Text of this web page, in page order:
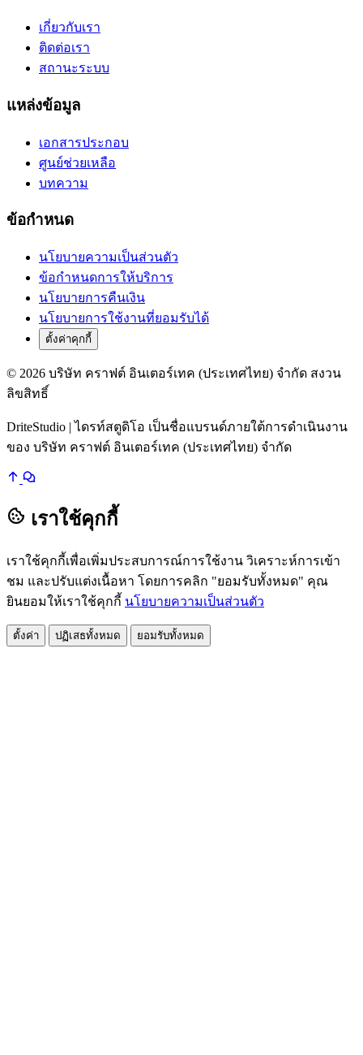
เกี่ยวกับเรา
ติดต่อเรา
สถานะระบบ
แหล่งข้อมูล
เอกสารประกอบ
ศูนย์ช่วยเหลือ
บทความ
ข้อกำหนด
นโยบายความเป็นส่วนตัว
ข้อกำหนดการให้บริการ
นโยบายการคืนเงิน
นโยบายการใช้งานที่ยอมรับได้
ตั้งค่าคุกกี้
© 2026 บริษัท คราฟต์ อินเตอร์เทค (ประเทศไทย) จำกัด สงวน
ลิขสิทธิ์
DriteStudio | ไดรท์สตูดิโอ เป็นชื่อแบรนด์ภายใต้การดำเนินงาน
ของ บริษัท คราฟต์ อินเตอร์เทค (ประเทศไทย) จำกัด
เราใช้คุกกี้
เราใช้คุกกี้เพื่อเพิ่มประสบการณ์การใช้งาน วิเคราะห์การเข้า
ชม และปรับแต่งเนื้อหา โดยการคลิก "ยอมรับทั้งหมด" คุณ
ยินยอมให้เราใช้คุกกี้ นโยบายความเป็นส่วนตัว
ตั้งค่า ปฏิเสธทั้งหมด ยอมรับทั้งหมด